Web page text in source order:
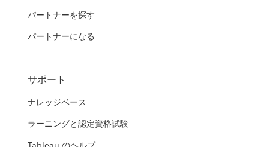
パートナーを探す
パートナーになる
サポート
ナレッジベース
ラーニングと認定資格試験